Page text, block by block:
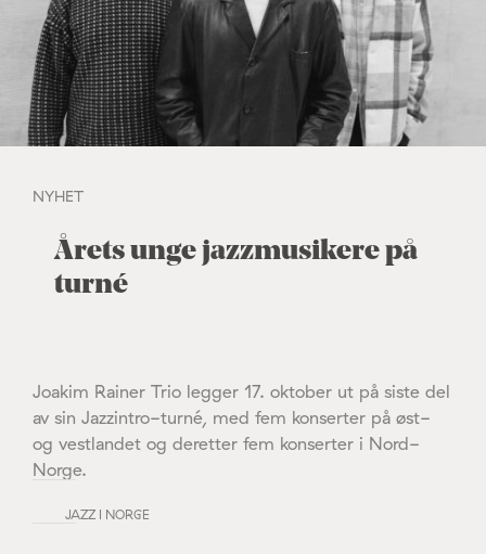
NYHET
Årets unge jazzmusikere på
turné
Joakim Rainer Trio legger 17. oktober ut på siste del
av sin Jazzintro-turné, med fem konserter på øst-
og vestlandet og deretter fem konserter i Nord-
Norge.
JAZZ I NORGE